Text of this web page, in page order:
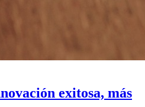
exitosa, más